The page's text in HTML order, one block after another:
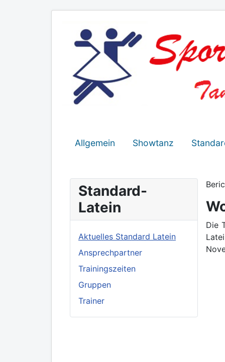
Allgemein Showtanz
Standard-
Latein
Aktuelles Standard Latein
Ansprechpartner
Trainingszeiten
Gruppen
Trainer
Die